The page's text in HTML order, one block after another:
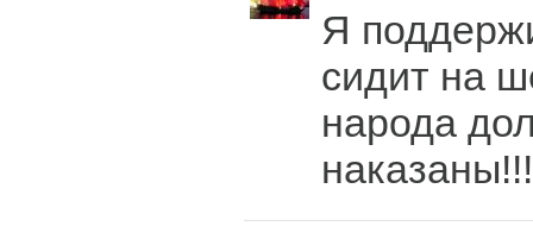
Я
сидит на
народа
наказаны!!!